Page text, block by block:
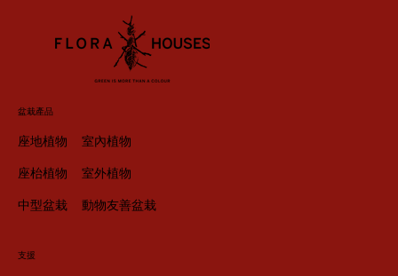
盆栽產品
座地植物
座枱植物
中型盆栽
室內植物
室外植物
動物友善盆栽
支援